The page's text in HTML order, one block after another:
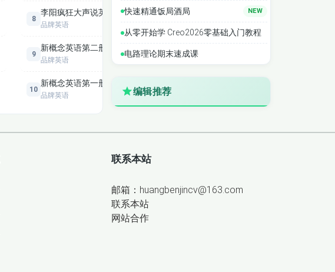
8
李阳疯狂大声说英语120集
品牌英语
9
新概念英语第二册逐句讲解
品牌英语
10
新概念英语第一册逐句讲解
品牌英语
快速精通饭局酒局 NEW
从零开始学 Creo2026零基础入门教程
电路理论期末速成课
编辑推荐
联系本站
邮箱：huangbenjincv@163.com
联系本站
网站合作